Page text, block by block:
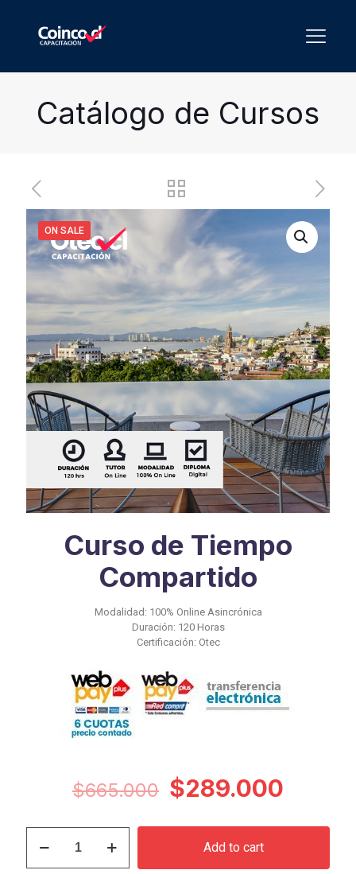
Catálogo de Cursos
ON SALE
Curso de Tiempo
Compartido
Modalidad: 100% Online Asincrónica
Duración: 120 Horas
Certificación: Otec
$665.000 Original
was:
$665.000.
$289.000
is:
Add to cart